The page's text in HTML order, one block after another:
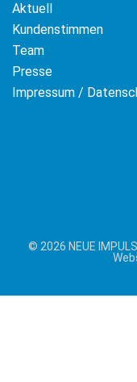
Aktuell
Kundenstimmen
Team
Presse
Impressum /
© 2026 NEUE